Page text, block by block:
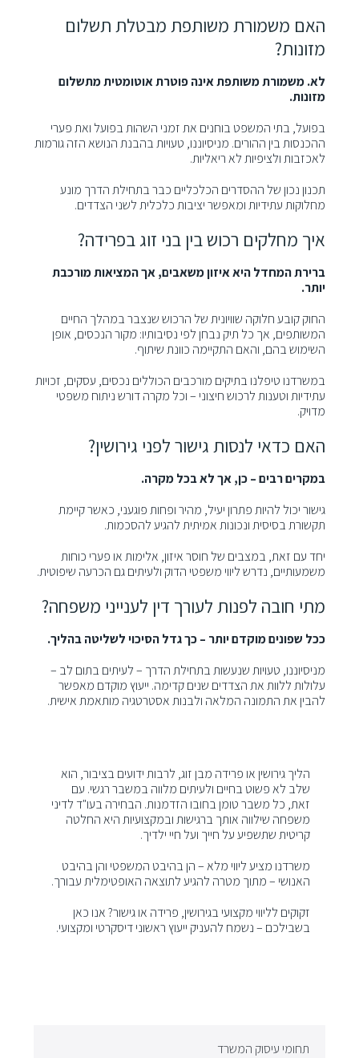
האם משמורת משותפת מבטלת תשלום
מזונות?
לא. משמורת משותפת אינה פוטרת אוטומטית מתשלום
מזונות.
בפועל, בתי המשפט בוחנים את זמני השהות בפועל ואת פערי
ההכנסות בין ההורים. מניסיוננו, טעויות בהבנת הנושא הזה גורמות
לאכזבות ולציפיות לא ריאליות.
תכנון נכון של ההסדרים הכלכליים כבר בתחילת הדרך מונע
מחלוקות עתידיות ומאפשר יציבות כלכלית לשני הצדדים.
איך מחלקים רכוש בין בני זוג בפרידה?
ברירת המחדל היא איזון משאבים, אך המציאות מורכבת
יותר.
החוק קובע חלוקה שוויונית של הרכוש שנצבר במהלך החיים
המשותפים, אך כל תיק נבחן לפי נסיבותיו: מקור הנכסים, אופן
השימוש בהם, והאם התקיימה כוונת שיתוף.
במשרדנו טיפלנו בתיקים מורכבים הכוללים נכסים, עסקים, זכויות
עתידיות וטענות לרכוש חיצוני – וכל מקרה דורש ניתוח משפטי
מדויק.
האם כדאי לנסות גישור לפני גירושין?
במקרים רבים – כן, אך לא בכל מקרה.
גישור יכול להיות פתרון יעיל, מהיר ופחות פוגעני, כאשר קיימת
תקשורת בסיסית ונכונות אמיתית להגיע להסכמות.
יחד עם זאת, במצבים של חוסר איזון, אלימות או פערי כוחות
משמעותיים, נדרש ליווי משפטי הדוק ולעיתים גם הכרעה שיפוטית.
מתי חובה לפנות לעורך דין לענייני משפחה?
ככל שפונים מוקדם יותר – כך גדל הסיכוי לשליטה בהליך.
מניסיוננו, טעויות שנעשות בתחילת הדרך – לעיתים בתום לב –
עלולות ללוות את הצדדים שנים קדימה. ייעוץ מוקדם מאפשר
להבין את התמונה המלאה ולבנות אסטרטגיה מותאמת אישית.
הליך גירושין או פרידה מבן זוג, לרבות ידועים בציבור, הוא
שלב לא פשוט בחיים ולעיתים מלווה במשבר רגשי. עם
זאת, כל משבר טומן בחובו הזדמנות. הבחירה בעו"ד לדיני
משפחה שילווה אותך ברגישות ובמקצועיות היא החלטה
קריטית שתשפיע על חייך ועל חיי ילדיך.
משרדנו מציע ליווי מלא – הן בהיבט המשפטי והן בהיבט
האנושי – מתוך מטרה להגיע לתוצאה האופטימלית עבורך.
זקוקים לליווי מקצועי בגירושין, פרידה או גישור? אנו כאן
בשבילכם – נשמח להעניק ייעוץ ראשוני דיסקרטי ומקצועי.
תחומי עיסוק המשרד